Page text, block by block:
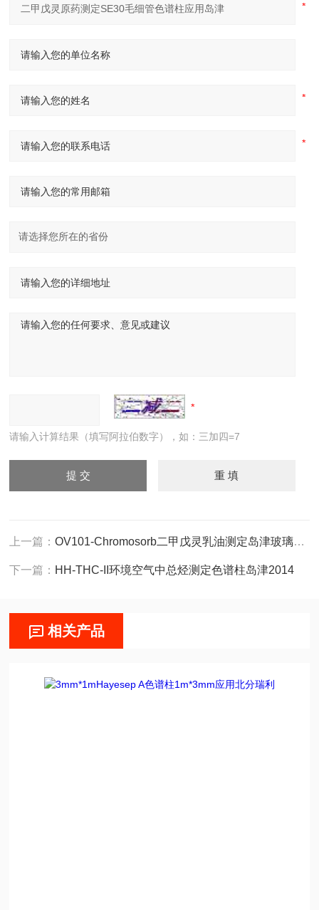
请输入计算结果（填写阿拉伯数字），如：三加四=7
上一篇：OV101-Chromosorb二甲戊灵乳油测定岛津玻璃色谱柱
下一篇： HH-THC-II环境空气中总烃测定色谱柱岛津2014
相关产品